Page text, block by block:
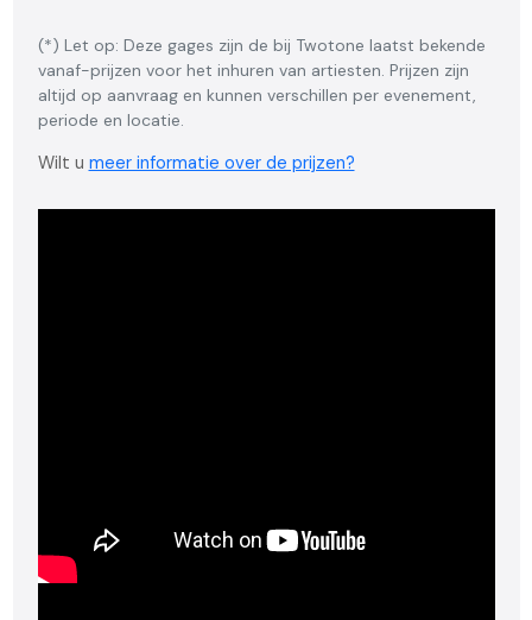
(*) Let op: Deze gages zijn de bij Twotone laatst bekende
vanaf-prijzen voor het inhuren van artiesten. Prijzen zijn
altijd op aanvraag en kunnen verschillen per evenement,
periode en locatie.
Wilt u meer informatie over de prijzen?